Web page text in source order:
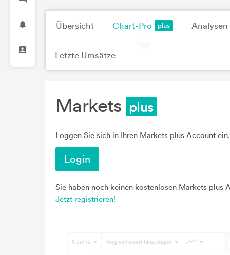
Übersicht Chart-Pro Analysen
Letzte Umsätze
Markets
Loggen Sie sich in Ihren Markets plus Account ein.
Login
Sie haben noch keinen kostenlosen Markets plus
Jetzt registrieren!